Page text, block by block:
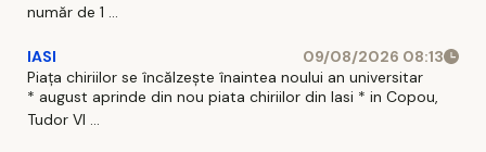
număr de 1 ...
IASI
09/08/2026 08:13
Piața chiriilor se încălzește înaintea noului an universitar
* august aprinde din nou piata chiriilor din Iasi * in Copou,
Tudor Vl ...